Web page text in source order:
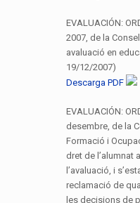
EVALUACIÓN:
2007, de la
avaluació en
19/12/2007)
Descarga PDF
EVALUACIÓN:
desembre, de la
Formació i
dret de l’alumnat
l’avaluació, i
reclamació de
les decisions de